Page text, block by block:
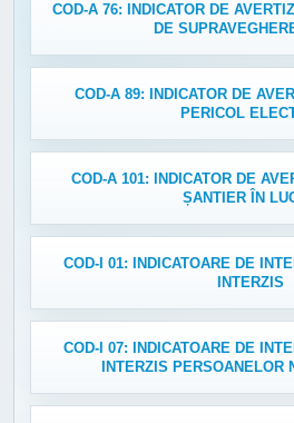
COD-A 76: INDICATOR DE
DE
COD-A 89: INDICATOR DE
PERICOL
COD-A 101: INDICATOR DE
ȘANTIER ÎN
COD-I 01: INDICATOARE DE
INTERZIS
COD-I 07: INDICATOARE DE
INTERZIS PERSOANELOR